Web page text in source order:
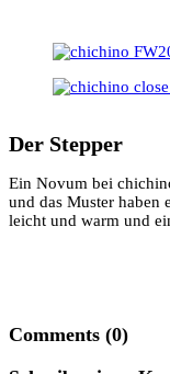
Der Stepper
Ein Novum bei
und das Muster haben
leicht und warm und
Comments (0)